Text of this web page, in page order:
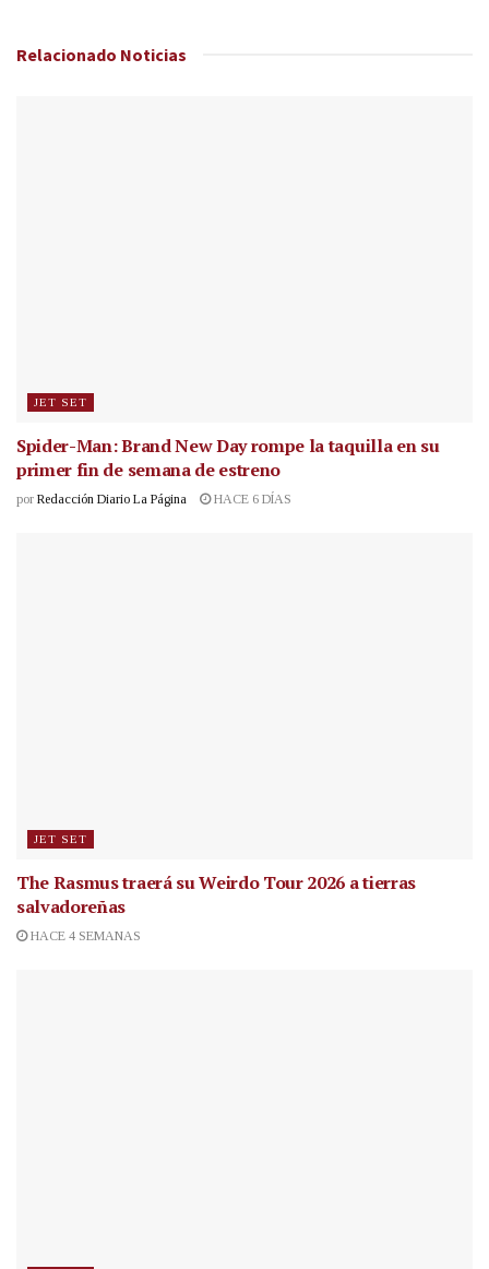
Relacionado Noticias
JET SET
Spider-Man: Brand New Day rompe la taquilla en su
primer fin de semana de estreno
por Redacción Diario La Página HACE 6 DÍAS
JET SET
The Rasmus traerá su Weirdo Tour 2026 a tierras
salvadoreñas
HACE 4 SEMANAS